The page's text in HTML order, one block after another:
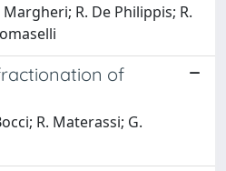
Margheri; R. De Philippis; R.
of
R. Materassi; G.